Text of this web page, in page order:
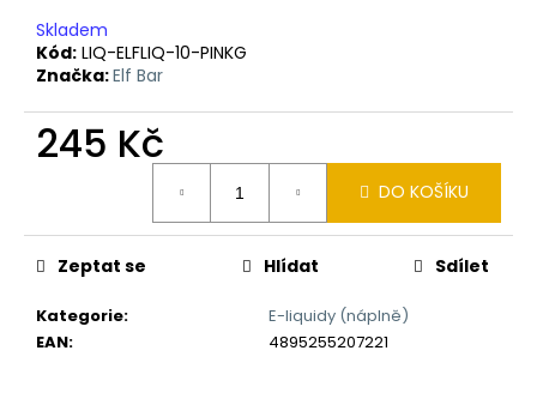
Skladem
Kód: LIQ-ELFLIQ-10-PINKG
Značka:Elf Bar
245 Kč
DO KOŠÍKU
Kategorie:
E-liquidy (náplně)
EAN: 4895255207221
Zeptat se Hlídat Sdílet
u
č
u
e
m
RITCHY
DUO
ELEKTRONICKÁ
CIGARETA
1000MAH